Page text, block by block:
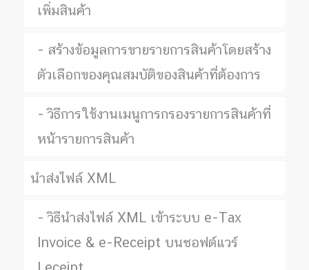
เพิ่มสินค้า
สร้างข้อมูลการขายรายการสินค้าโดยสร้าง
ตัวเลือกของคุณสมบัติของสินค้าที่ต้องการ
วิธีการใช้งานเมนูการกรองรายการสินค้าที่
หน้ารายการสินค้า
นำส่งไฟล์ XML
วิธีนำส่งไฟล์ XML เข้าระบบ e-Tax
Invoice & e-Receipt บนซอฟต์แวร์